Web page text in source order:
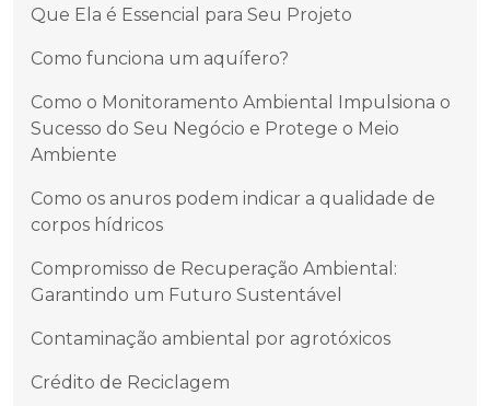
Que Ela é Essencial para Seu Projeto
Como funciona um aquífero?
Como o Monitoramento Ambiental Impulsiona o
Sucesso do Seu Negócio e Protege o Meio
Ambiente
Como os anuros podem indicar a qualidade de
corpos hídricos
Compromisso de Recuperação Ambiental:
Garantindo um Futuro Sustentável
Contaminação ambiental por agrotóxicos
Crédito de Reciclagem